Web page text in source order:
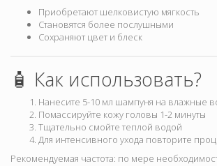
Приобретают шелковистую мягкость
Становятся более послушными
Сохраняют цвет и блеск
🧴 Как использовать?
Нанесите 5-10 мл шампуня на влажные
Помассируйте кожу головы 1-2 минуты
Тщательно смойте теплой водой
Для интенсивного ухода повторите
Рекомендуемая частота: по мере